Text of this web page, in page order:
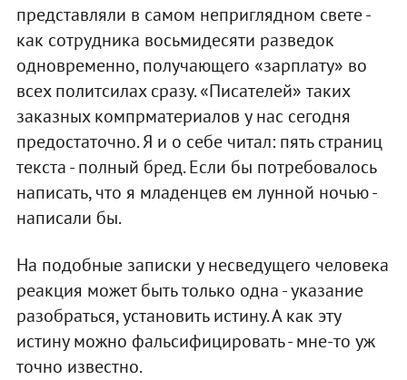
представляли в самом неприглядном свете -
как сотрудника восьмидесяти разведок
одновременно, получающего «зарплату» во
всех политсилах сразу. «Писателей» таких
заказных компрматериалов у нас сегодня
предостаточно. Я и о себе читал: пять страниц
текста - полный бред. Если бы потребовалось
написать, что я младенцев ем лунной ночью -
написали бы.
На подобные записки у несведущего человека
реакция может быть только одна - указание
разобраться, установить истину. А как эту
истину можно фальсифицировать - мне-то уж
точно известно.